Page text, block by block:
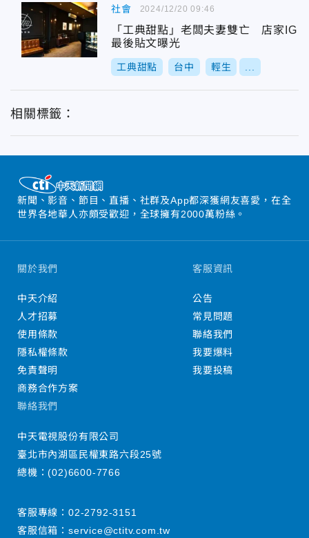
社會
「工典甜點」老闆夫妻雙亡 店家IG
最後貼文曝光
工典甜點 台中 輕生
2024/12/20 09:46
相關標籤：
新聞、影音、節目、直播、社群及App都深獲網友喜愛，在全
世界各地華人亦頗受歡迎，全球擁有2000萬粉絲。
關於我們
中天介紹
人才招募
使用條款
隱私權條款
免責聲明
商務合作方案
客服資訊
公告
常見問題
聯絡我們
我要爆料
我要投稿
聯絡我們
中天電視股份有限公司
臺北市內湖區民權東路六段25號
總機：(02)6600-7766
客服專線： 02-2792-3151
客服信箱： service@ctitv.com.tw